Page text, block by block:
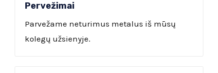
Pervežimai
Parvežame neturimus metalus iš mūsų
kolegų užsienyje.